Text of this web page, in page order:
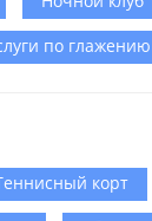
по
корт